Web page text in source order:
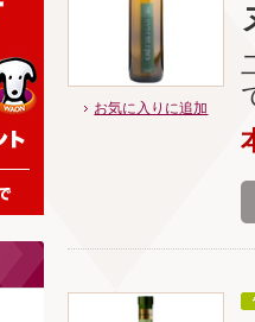
お気に入りに追加